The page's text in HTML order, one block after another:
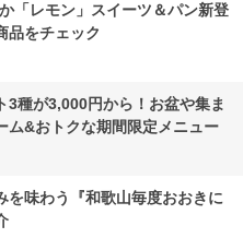
「レモン」スイーツ＆パン新登
品をチェック
3種が3,000円から！お盆や集ま
ム&おトクな期間限定メニュー
を味わう『和歌山毎度おおきに